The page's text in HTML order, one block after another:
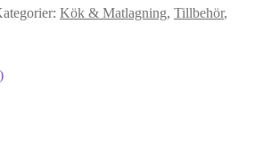
Kök & Matlagning, Tillbehör,